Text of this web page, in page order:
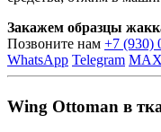
Закажем образцы
Позвоните нам +7 (930)
WhatsApp Telegram MAX
Wing Ottoman в